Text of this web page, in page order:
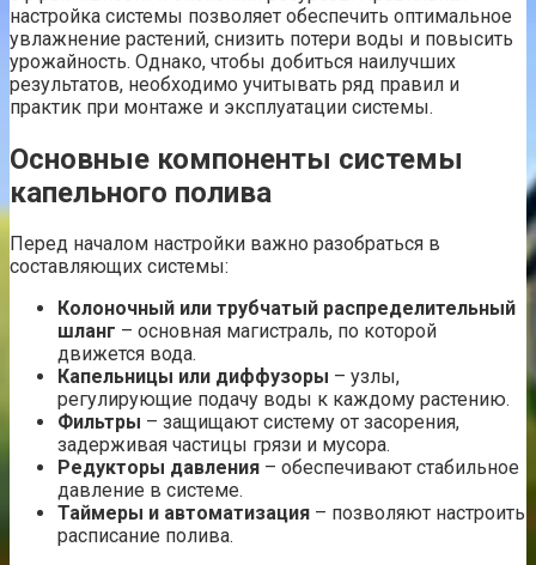
настройка системы позволяет обеспечить оптимальное
увлажнение растений, снизить потери воды и повысить
урожайность. Однако, чтобы добиться наилучших
результатов, необходимо учитывать ряд правил и
практик при монтаже и эксплуатации системы.
Основные компоненты системы
капельного полива
Перед началом настройки важно разобраться в
составляющих системы:
Колоночный или трубчатый распределительный
шланг – основная магистраль, по которой
движется вода.
Капельницы или диффузоры – узлы,
регулирующие подачу воды к каждому растению.
Фильтры – защищают систему от засорения,
задерживая частицы грязи и мусора.
Редукторы давления – обеспечивают стабильное
давление в системе.
Таймеры и автоматизация – позволяют настроить
расписание полива.